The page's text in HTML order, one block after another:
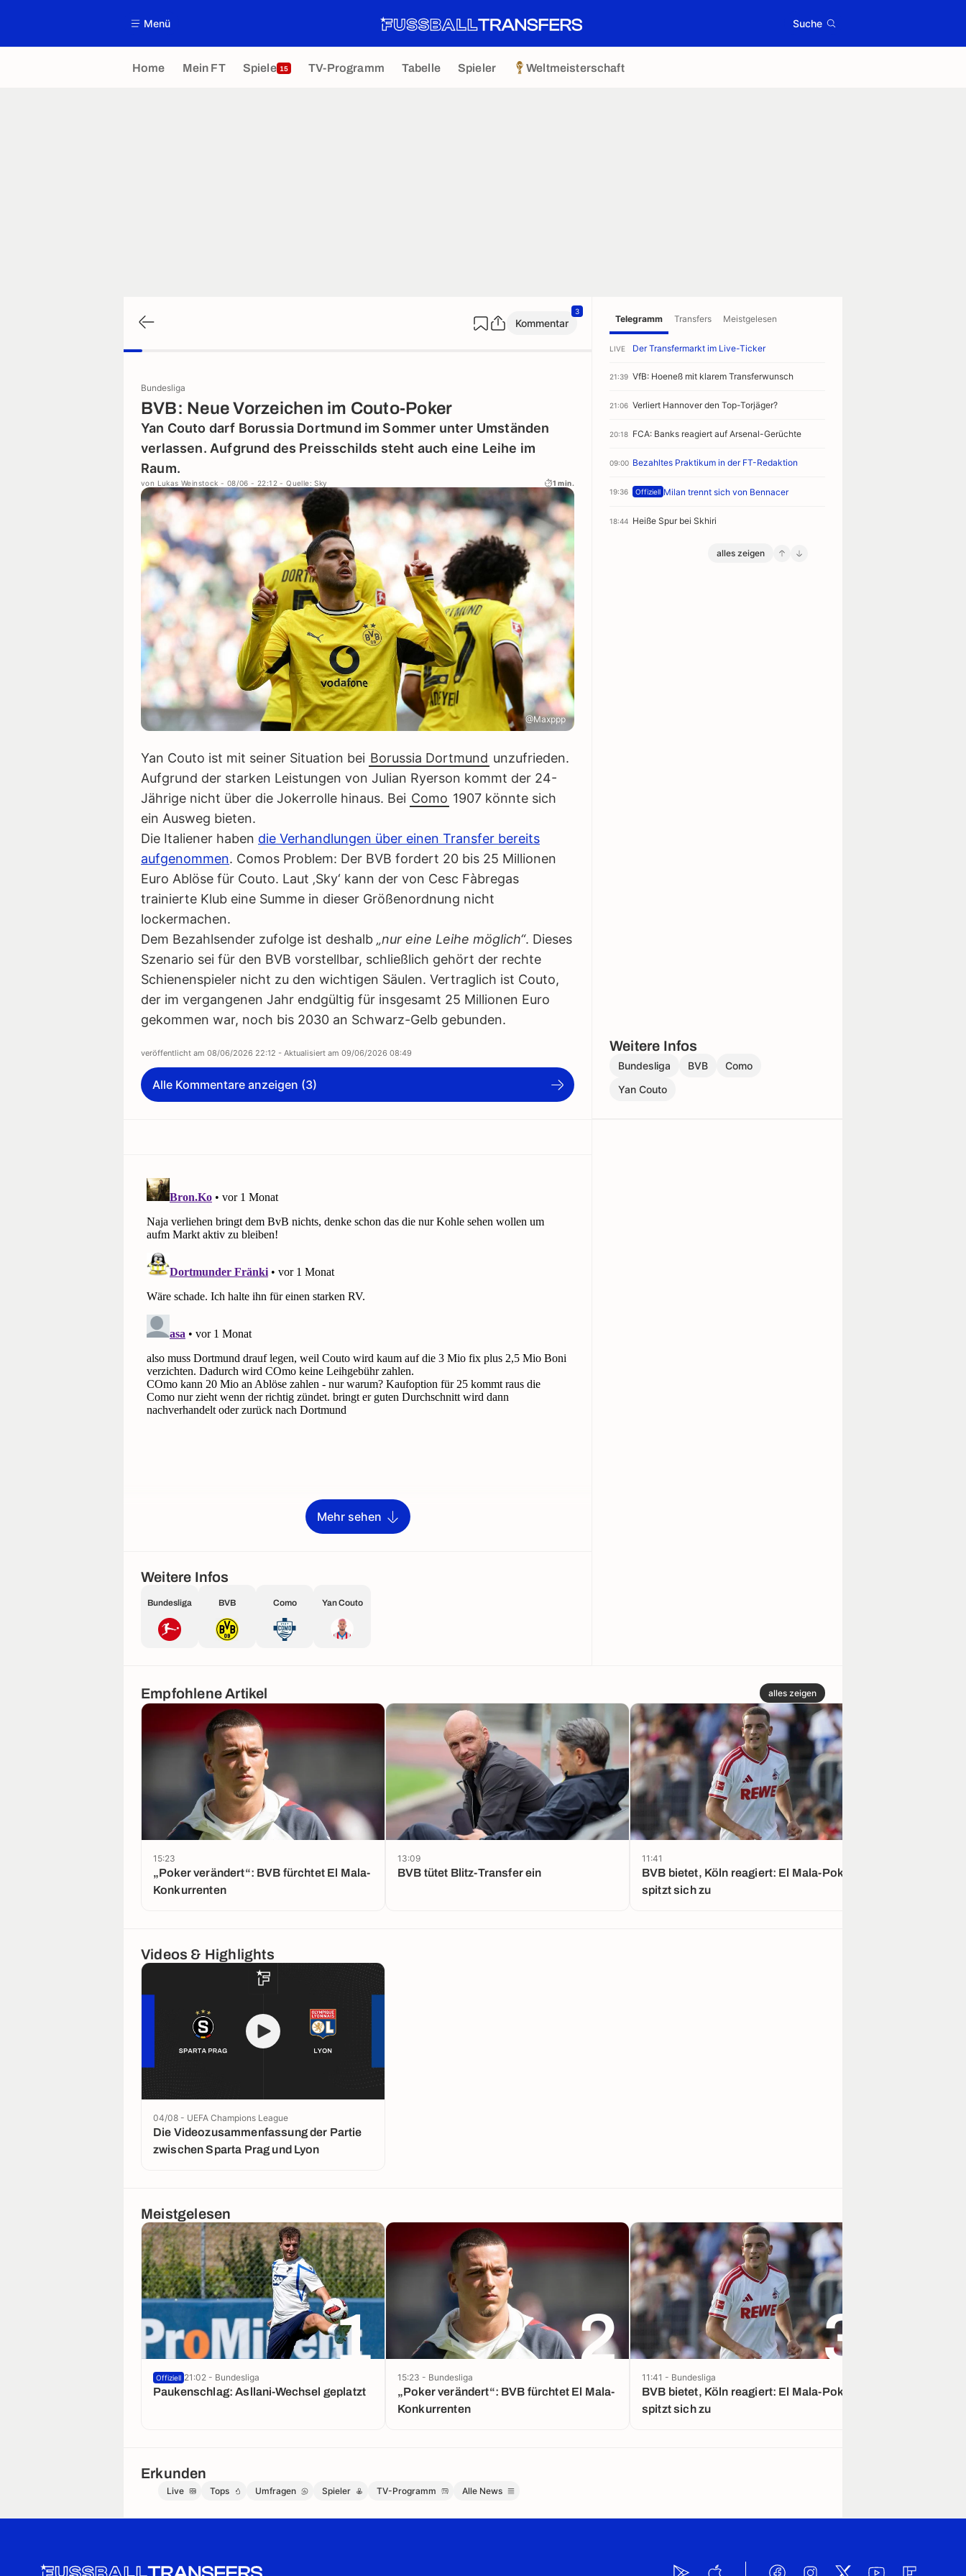
Menü Suche
Home Mein FT Spiele 15 TV-Programm Tabelle Spieler Weltmeisterschaft
Kommentar
3
Bundesliga
BVB: Neue Vorzeichen im Couto-Poker
Yan Couto darf Borussia Dortmund im Sommer unter Umständen
verlassen. Aufgrund des Preisschilds steht auch eine Leihe im
Raum.
von Lukas Weinstock - 08/06 - 22:12 - Quelle: Sky 1 min.
@Maxppp
Yan Couto ist mit seiner Situation bei Borussia Dortmund unzufrieden.
Aufgrund der starken Leistungen von Julian Ryerson kommt der 24-
Jährige nicht über die Jokerrolle hinaus. Bei Como 1907 könnte sich
ein Ausweg bieten.
Die Italiener haben die Verhandlungen über einen Transfer bereits
aufgenommen. Comos Problem: Der BVB fordert 20 bis 25 Millionen
Euro Ablöse für Couto. Laut ‚Sky‘ kann der von Cesc Fàbregas
trainierte Klub eine Summe in dieser Größenordnung nicht
lockermachen.
Dem Bezahlsender zufolge ist deshalb „nur eine Leihe möglich“. Dieses
Szenario sei für den BVB vorstellbar, schließlich gehört der rechte
Schienenspieler nicht zu den wichtigen Säulen. Vertraglich ist Couto,
der im vergangenen Jahr endgültig für insgesamt 25 Millionen Euro
gekommen war, noch bis 2030 an Schwarz-Gelb gebunden.
veröffentlicht am 08/06/2026 22:12 - Aktualisiert am 09/06/2026 08:49
Alle Kommentare anzeigen (3)
Telegramm Transfers Meistgelesen
LIVE Der Transfermarkt im Live-Ticker
21:39 VfB: Hoeneß mit klarem Transferwunsch
21:06 Verliert Hannover den Top-Torjäger?
20:18 FCA: Banks reagiert auf Arsenal-Gerüchte
09:00 Bezahltes Praktikum in der FT-Redaktion
19:36 Offiziell Milan trennt sich von Bennacer
18:44 Heiße Spur bei Skhiri
alles zeigen
Weitere Infos
Bundesliga BVB
Como
Yan Couto
Mehr sehen
Weitere Infos
Bundesliga BVB Como Yan Couto
Empfohlene Artikel alles zeigen
„Poker verändert“: BVB fürchtet El Mala-
Konkurrenten
15:23
BVB tütet Blitz-Transfer ein
13:09
BVB bietet, Köln reagiert: El Mala-Poker
spitzt sich zu
11:41
Videos & Highlights
Die Videozusammenfassung der Partie
zwischen Sparta Prag und Lyon
04/08 - UEFA Champions League
Meistgelesen
1
Paukenschlag: Asllani-Wechsel geplatzt
Offiziell 21:02 - Bundesliga
2
„Poker verändert“: BVB fürchtet El Mala-
Konkurrenten
15:23 - Bundesliga
3
BVB bietet, Köln reagiert: El Mala-Poker
spitzt sich zu
11:41 - Bundesliga
Erkunden
Live Tops Umfragen Spieler TV-Programm Alle News